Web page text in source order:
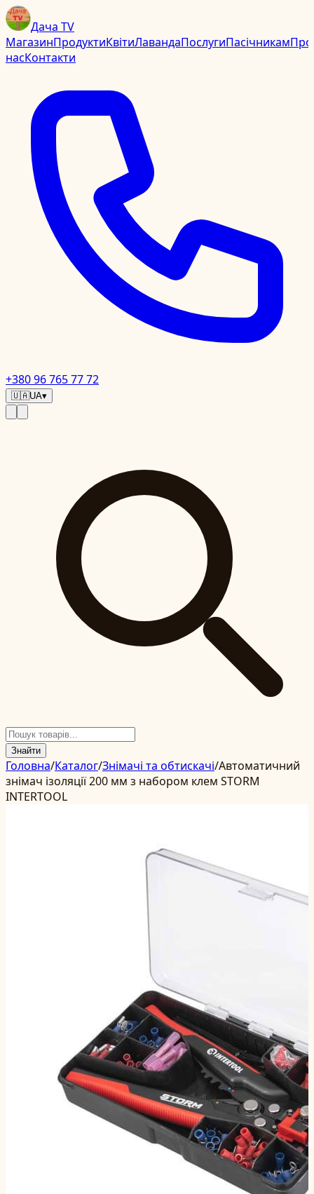
Дача TV
МагазинПродуктиКвітиЛавандаПослугиПасічникамПро
насКонтакти
+380 96 765 77 72
🇺🇦UA▾
Знайти
Головна/Каталог/Знімачі та обтискачі/Автоматичний
знімач ізоляції 200 мм з набором клем STORM
INTERTOOL